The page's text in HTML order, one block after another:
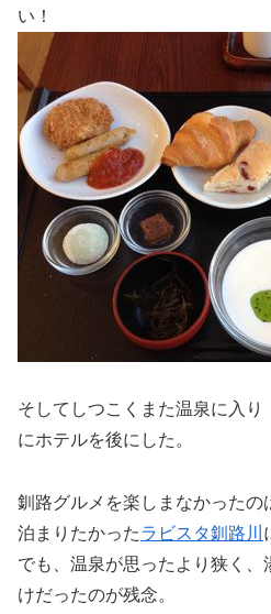
い！
そしてしつこくまた温泉に入
にホテルを後にした。
釧路グルメを楽しまなかったの
泊まりたかったラビスタ釧路川
でも、温泉が思ったより狭く
けだったのが残念。